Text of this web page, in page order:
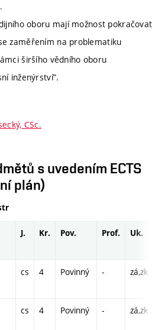
oboru mají možnost pokračovat
zaměřením na problematiku
širšího vědního oboru
inženýrství”.
CSc.
s uvedením ECTS
plán)
J. Kr. Pov. Prof. Uk.
cs 4 Povinný - zá,zk
cs 4 Povinný - zá,zk